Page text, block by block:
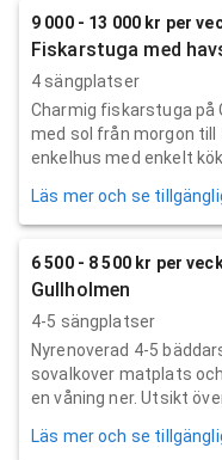
9 000 - 13 000 kr per
Fiskarstuga med
4 sängplatser
Charmig fiskarstuga på
med sol från morgon
enkelhus med enkelt kök
Läs mer och se
6 500 - 8 500 kr per
Gullholmen
4-5 sängplatser
Nyrenoverad 4-5
sovalkover matplats
en våning ner. Utsikt
Läs mer och se